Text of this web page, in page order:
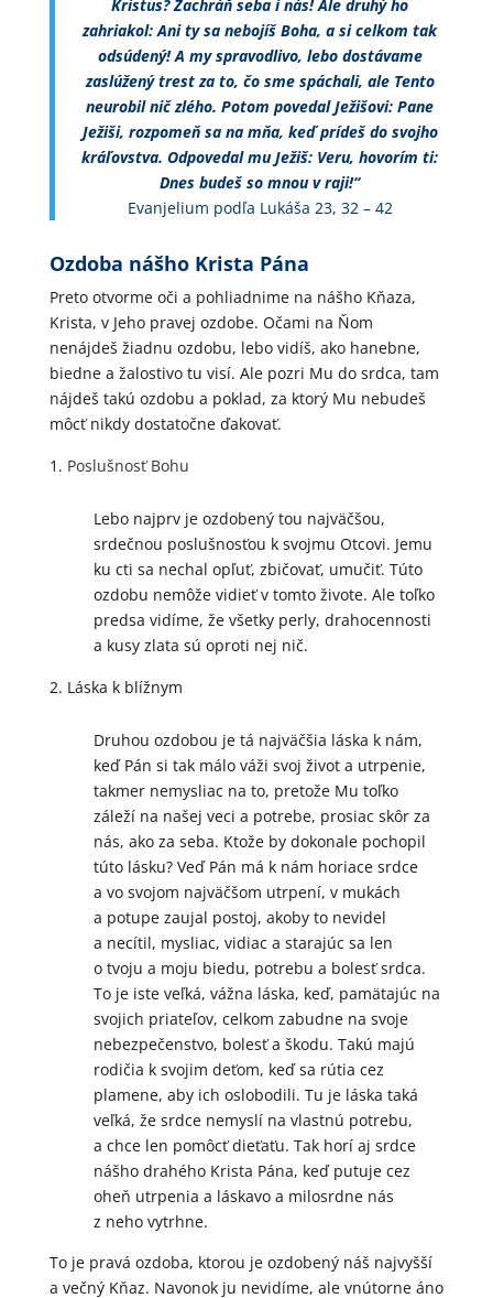
Kristus? Zachráň seba i nás! Ale druhý ho
zahriakol: Ani ty sa nebojíš Boha, a si celkom tak
odsúdený! A my spravodlivo, lebo dostávame
zaslúžený trest za to, čo sme spáchali, ale Tento
neurobil nič zlého. Potom povedal Ježišovi: Pane
Ježiši, rozpomeň sa na mňa, keď prídeš do svojho
kráľovstva. Odpovedal mu Ježiš: Veru, hovorím ti:
Dnes budeš so mnou v raji!“
Evanjelium podľa Lukáša 23, 32 – 42
Ozdoba nášho Krista Pána
Preto otvorme oči a pohliadnime na nášho Kňaza,
Krista, v Jeho pravej ozdobe. Očami na Ňom
nenájdeš žiadnu ozdobu, lebo vidíš, ako hanebne,
biedne a žalostivo tu visí. Ale pozri Mu do srdca, tam
nájdeš takú ozdobu a poklad, za ktorý Mu nebudeš
môcť nikdy dostatočne ďakovať.
Poslušnosť Bohu
Lebo najprv je ozdobený tou najväčšou,
srdečnou poslušnosťou k svojmu Otcovi. Jemu
ku cti sa nechal opľuť, zbičovať, umučiť. Túto
ozdobu nemôže vidieť v tomto živote. Ale toľko
predsa vidíme, že všetky perly, drahocennosti
a kusy zlata sú oproti nej nič.
Láska k blížnym
Druhou ozdobou je tá najväčšia láska k nám,
keď Pán si tak málo váži svoj život a utrpenie,
takmer nemysliac na to, pretože Mu toľko
záleží na našej veci a potrebe, prosiac skôr za
nás, ako za seba. Ktože by dokonale pochopil
túto lásku? Veď Pán má k nám horiace srdce
a vo svojom najväčšom utrpení, v mukách
a potupe zaujal postoj, akoby to nevidel
a necítil, mysliac, vidiac a starajúc sa len
o tvoju a moju biedu, potrebu a bolesť srdca.
To je iste veľká, vážna láska, keď, pamätajúc na
svojich priateľov, celkom zabudne na svoje
nebezpečenstvo, bolesť a škodu. Takú majú
rodičia k svojim deťom, keď sa rútia cez
plamene, aby ich oslobodili. Tu je láska taká
veľká, že srdce nemyslí na vlastnú potrebu,
a chce len pomôcť dieťaťu. Tak horí aj srdce
nášho drahého Krista Pána, keď putuje cez
oheň utrpenia a láskavo a milosrdne nás
z neho vytrhne.
To je pravá ozdoba, ktorou je ozdobený náš najvyšší
a večný Kňaz. Navonok ju nevidíme, ale vnútorne áno